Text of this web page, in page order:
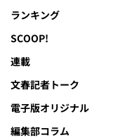
ランキング
SCOOP!
連載
文春記者トーク
電子版オリジナル
編集部コラム